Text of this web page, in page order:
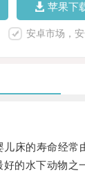
苹果下
安卓市场，
床的寿命经常
好的水下动物之